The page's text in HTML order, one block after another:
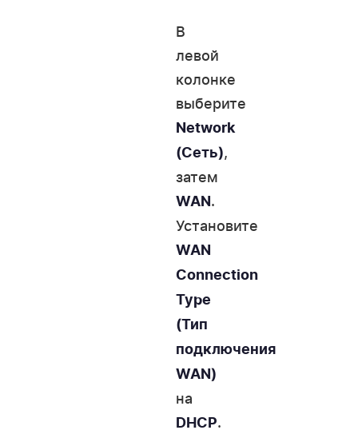
В
левой
колонке
выберите
Network
(Сеть),
затем
WAN .
Установите
WAN
Connection
Type
(Тип
подключения
WAN)
на
DHCP.